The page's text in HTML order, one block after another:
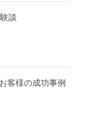
談
客様の成功事例